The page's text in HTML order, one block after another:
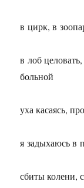
в цирк, в
в лоб
больной
уха касаясь,
я задыхаюсь в
сбиты колени,